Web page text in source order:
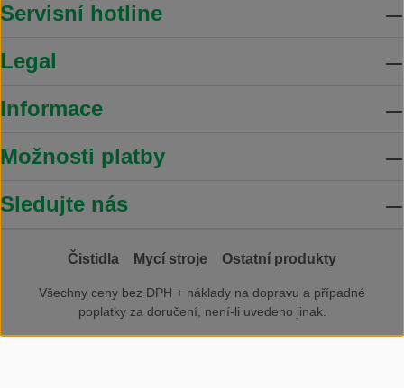
Servisní hotline
Legal
Informace
Možnosti platby
Sledujte nás
Čistidla Mycí stroje Ostatní produkty
Všechny ceny bez DPH + náklady na dopravu a případné
poplatky za doručení, není-li uvedeno jinak.